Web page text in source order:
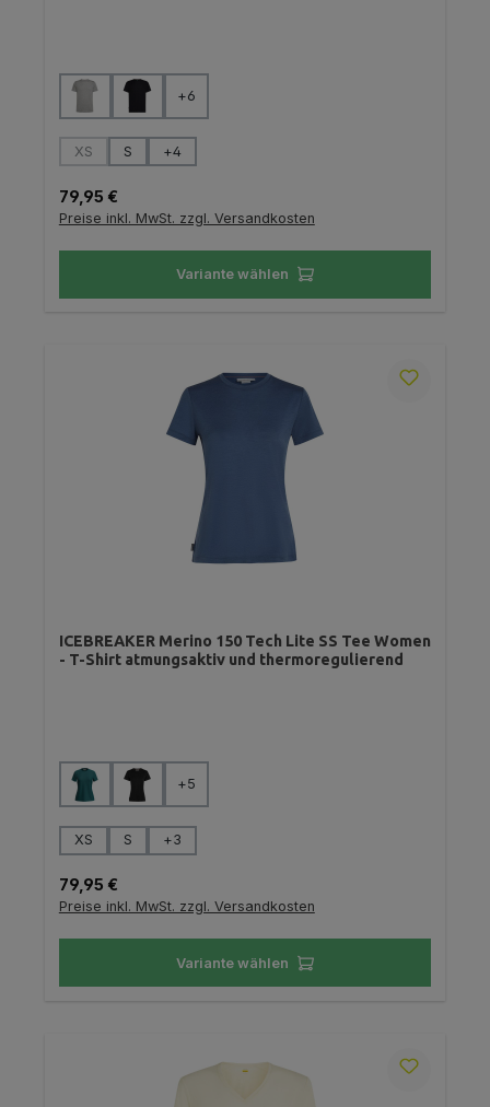
Farbe auswählen
+6
Größe auswählen
XS
(Diese Option ist zurzeit nicht verfügbar.)
S +4
Regulärer Preis:
79,95 €
Preise inkl. MwSt. zzgl. Versandkosten
Variante wählen
ICEBREAKER Merino 150 Tech Lite SS Tee Women
- T-Shirt atmungsaktiv und thermoregulierend
Farbe auswählen
+5
Größe auswählen
XS S +3
Regulärer Preis:
79,95 €
Preise inkl. MwSt. zzgl. Versandkosten
Variante wählen